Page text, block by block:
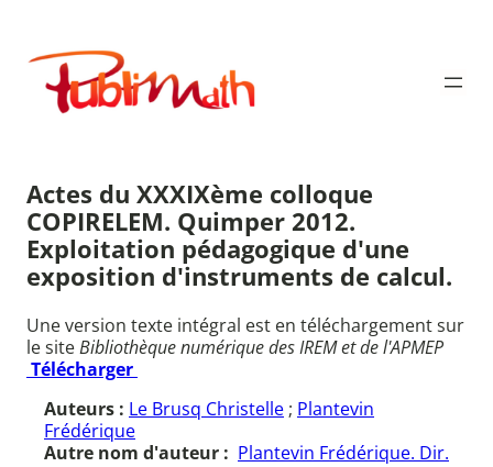
contenu
Publimath
Actes du XXXIXème colloque
COPIRELEM. Quimper 2012.
Exploitation pédagogique d'une
exposition d'instruments de calcul.
Une version texte intégral est en téléchargement sur
le siteBibliothèque numérique des IREM et de l'APMEP
Télécharger
Auteurs : Le Brusq Christelle ; Plantevin
Frédérique
Autre nom d'auteur : Plantevin Frédérique. Dir.